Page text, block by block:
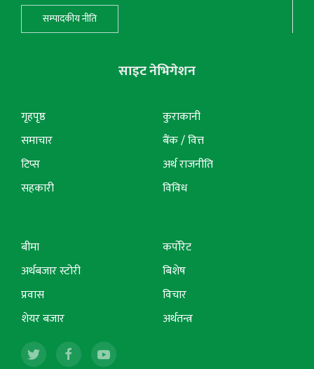
सम्पादकीय नीति
साइट नेभिगेशन
गृहपृष्ठ
समाचार
टिप्स
सहकारी
कुराकानी
बैंक / वित्त
अर्थ राजनीति
विविध
बीमा
अर्थबजार स्टोरी
प्रवास
शेयर बजार
कर्पोरेट
बिशेष
विचार
अर्थतन्त्र